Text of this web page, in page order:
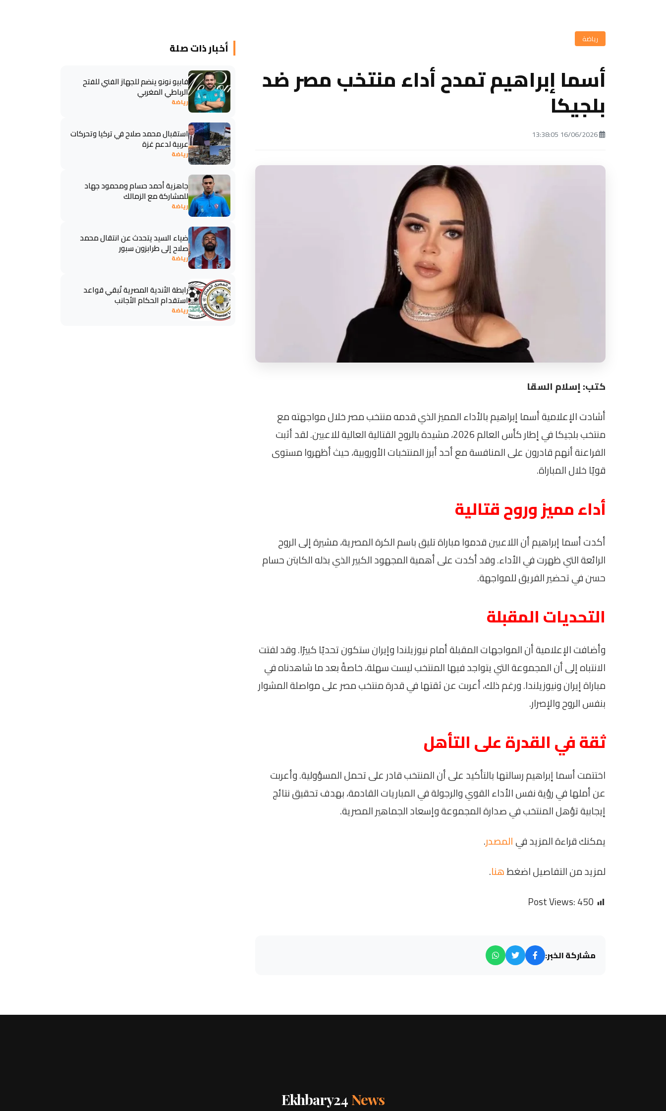
رياضة
أسما إبراهيم تمدح أداء منتخب مصر ضد
بلجيكا
كتب: إسلام السقا
أشادت الإعلامية أسما إبراهيم بالأداء المميز الذي قدمه منتخب مصر خلال مواجهته مع
منتخب بلجيكا في إطار كأس العالم 2026، مشيدة بالروح القتالية العالية للاعبين. لقد أثبت
الفراعنة أنهم قادرون على المنافسة مع أحد أبرز المنتخبات الأوروبية، حيث أظهروا مستوى
قويًا خلال المباراة.
أداء مميز وروح قتالية
أكدت أسما إبراهيم أن اللاعبين قدموا مباراة تليق باسم الكرة المصرية، مشيرة إلى الروح
الرائعة التي ظهرت في الأداء. وقد أكدت على أهمية المجهود الكبير الذي بذله الكابتن حسام
حسن في تحضير الفريق للمواجهة.
التحديات المقبلة
وأضافت الإعلامية أن المواجهات المقبلة أمام نيوزيلندا وإيران ستكون تحديًا كبيرًا. وقد لفتت
الانتباه إلى أن المجموعة التي يتواجد فيها المنتخب ليست سهلة، خاصةً بعد ما شاهدناه في
مباراة إيران ونيوزيلندا. ورغم ذلك، أعربت عن ثقتها في قدرة منتخب مصر على مواصلة المشوار
بنفس الروح والإصرار.
ثقة في القدرة على التأهل
اختتمت أسما إبراهيم رسالتها بالتأكيد على أن المنتخب قادر على تحمل المسؤولية. وأعربت
عن أملها في رؤية نفس الأداء القوي والرجولة في المباريات القادمة، بهدف تحقيق نتائج
إيجابية تؤهل المنتخب في صدارة المجموعة وإسعاد الجماهير المصرية.
يمكنك قراءة المزيد فيالمصدر.
لمزيد من التفاصيل اضغطهنا.
Post Views:450
مشاركة الخبر:
أخبار ذات صلة
فابيو نونو ينضم للجهاز الفني للفتح
الرباطي المغربي
رياضة
استقبال محمد صلاح في تركيا وتحركات
عربية لدعم غزة
رياضة
جاهزية أحمد حسام ومحمود جهاد
للمشاركة مع الزمالك
رياضة
ضياء السيد يتحدث عن انتقال محمد
صلاح إلى طرابزون سبور
رياضة
رابطة الأندية المصرية تُبقي قواعد
استقدام الحكام الأجانب
رياضة
Ekhbary24 News